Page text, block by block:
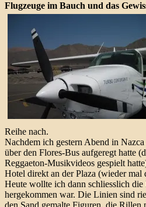
Flugzeuge im Bauch und das
Reihe nach.
Nachdem ich gestern Abend in
über den Flores-Bus aufgeregt hatte
Reggaeton-Musikvideos gespielt
Hotel direkt an der Plaza (wieder mal
Heute wollte ich dann schliesslich
hergekommen war. Die Linien sind